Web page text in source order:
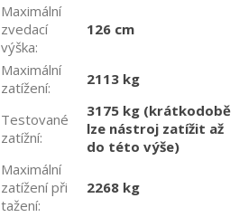
Maximální
zvedací
výška:
126 cm
Maximální
zatížení: 2113 kg
Testované
zatížní:
3175 kg (krátkodobě
lze nástroj zatížit až
do této výše)
Maximální
zatížení při
tažení:
2268 kg